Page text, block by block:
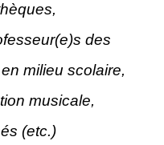
des
milieu scolaire,
musicale,
(etc.)